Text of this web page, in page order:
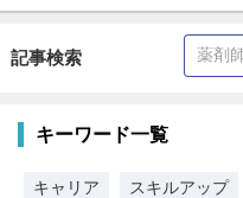
記事検索
キーワード一覧
キャリア スキルアップ